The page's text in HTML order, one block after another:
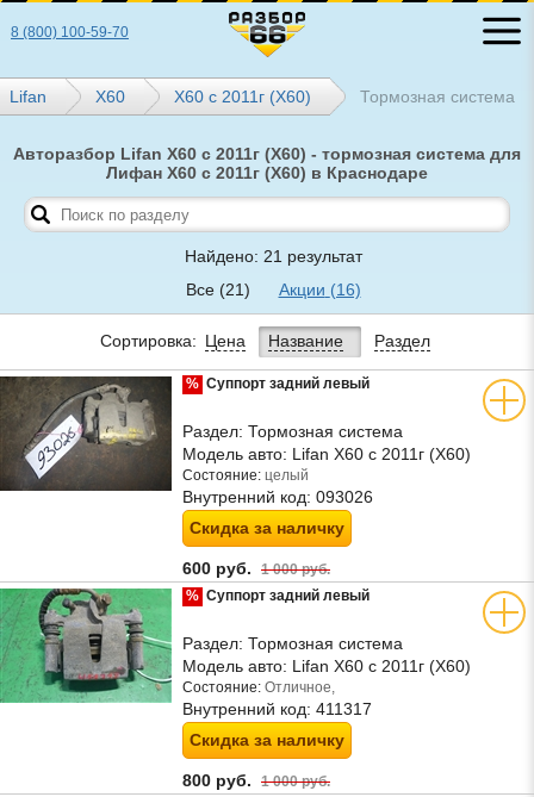
8 (800) 100-59-70
Lifan Х60 X60 с 2011г (Х60) Тормозная система
Авторазбор Lifan X60 с 2011г (Х60) - тормозная система для
Лифан X60 с 2011г (Х60) в Краснодаре
Найдено: 21 результат
Все (21) Акции (16)
Сортировка: Цена Название Раздел
% Суппорт задний левый
Раздел: Тормозная система
Модель авто: Lifan X60 с 2011г (Х60)
Состояние: целый
Внутренний код: 093026
Скидка за наличку
600 руб. 1 000 руб.
% Суппорт задний левый
Раздел: Тормозная система
Модель авто: Lifan X60 с 2011г (Х60)
Состояние: Отличное,
Внутренний код: 411317
Скидка за наличку
800 руб. 1 000 руб.